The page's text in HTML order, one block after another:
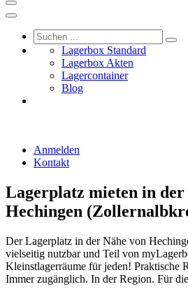
Lagerbox Standard
Lagerbox Akten
Lagercontainer
Blog
Anmelden
Kontakt
Lagerplatz mieten in der
Hechingen
Der Lagerplatz in der Nähe von
vielseitig nutzbar und Teil von
Kleinstlagerräume für jeden! Praktische
Immer zugänglich. In der Region. Für